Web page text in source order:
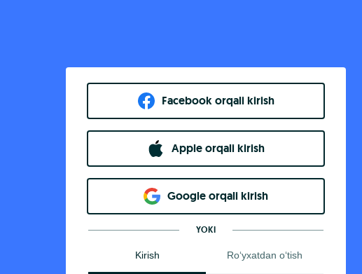
Facebook orqali kirish​
Apple orqali kirish
Goo​g​le orqali kirish
YOKI
Kirish Ro‘yxatdan o‘tish